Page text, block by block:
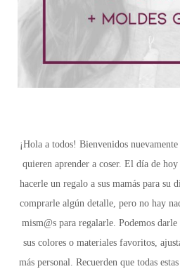
¡Hola a todos! Bienvenidos
quieren aprender a coser. El día de
hacerle un regalo a sus mamás para su
comprarle algún detalle, pero no hay
mism@s para regalarle. Podemos
sus colores o materiales favoritos,
más personal. Recuerden que todas